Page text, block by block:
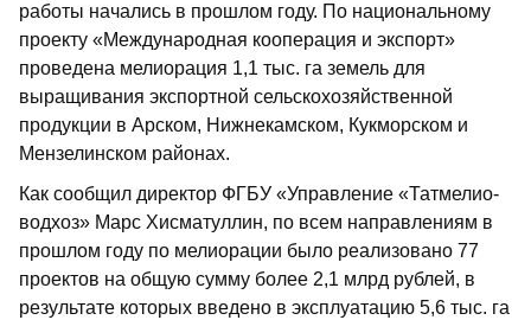
работы начались в прошлом году. По национальному
проекту «Международная кооперация и экспорт»
проведена мелиорация 1,1 тыс. га земель для
выращивания экспортной сельскохозяйственной
продукции в Арском, Нижнекамском, Кукморском и
Мензелинском районах.
Как сообщил директор ФГБУ «Управление «Татмелио­
водхоз» Марс Хисматуллин, по всем направлениям в
про­шлом году по мелиорации было реализовано 77
проектов на общую сумму более 2,1 млрд рублей, в
результате которых введено в эксплуатацию 5,6 тыс. га